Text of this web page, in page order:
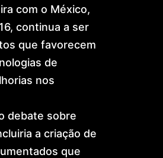
com o México,
continua a ser
que favorecem
de
nos
debate sobre
a criação de
que